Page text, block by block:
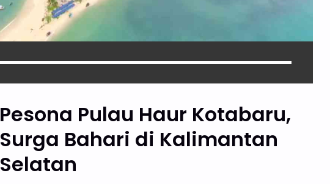
Pesona Pulau Haur Kotabaru,
Surga Bahari di Kalimantan
Selatan